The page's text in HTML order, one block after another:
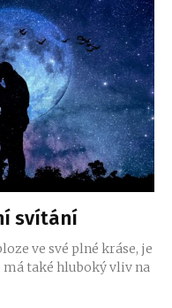
svítání
ve své plné kráse, je
také hluboký vliv na